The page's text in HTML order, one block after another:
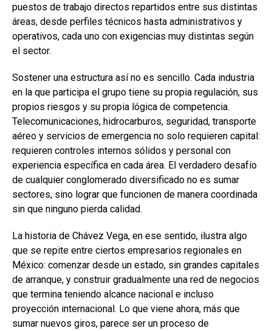
puestos de trabajo directos repartidos entre sus distintas
áreas, desde perfiles técnicos hasta administrativos y
operativos, cada uno con exigencias muy distintas según
el sector.
Sostener una estructura así no es sencillo. Cada industria
en la que participa el grupo tiene su propia regulación, sus
propios riesgos y su propia lógica de competencia.
Telecomunicaciones, hidrocarburos, seguridad, transporte
aéreo y servicios de emergencia no solo requieren capital:
requieren controles internos sólidos y personal con
experiencia específica en cada área. El verdadero desafío
de cualquier conglomerado diversificado no es sumar
sectores, sino lograr que funcionen de manera coordinada
sin que ninguno pierda calidad.
La historia de Chávez Vega, en ese sentido, ilustra algo
que se repite entre ciertos empresarios regionales en
México: comenzar desde un estado, sin grandes capitales
de arranque, y construir gradualmente una red de negocios
que termina teniendo alcance nacional e incluso
proyección internacional. Lo que viene ahora, más que
sumar nuevos giros, parece ser un proceso de